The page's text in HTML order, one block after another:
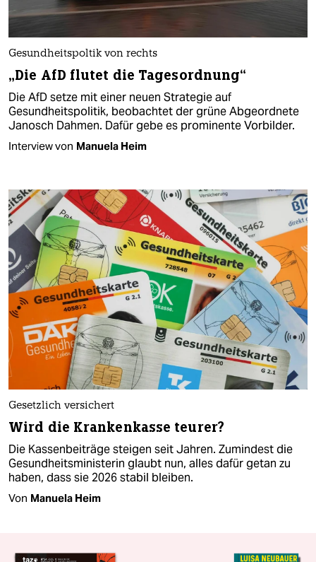
Gesundheitspoltik von rechts
„Die AfD flutet die Tagesordnung“
Die AfD setze mit einer neuen Strategie auf
Gesundheitspolitik, beobachtet der grüne Abgeordnete
Janosch Dahmen. Dafür gebe es prominente Vorbilder.
Interview von Manuela Heim
Gesetzlich versichert
Wird die Krankenkasse teurer?
Die Kassenbeiträge steigen seit Jahren. Zumindest die
Gesundheitsministerin glaubt nun, alles dafür getan zu
haben, dass sie 2026 stabil bleiben.
Von Manuela Heim